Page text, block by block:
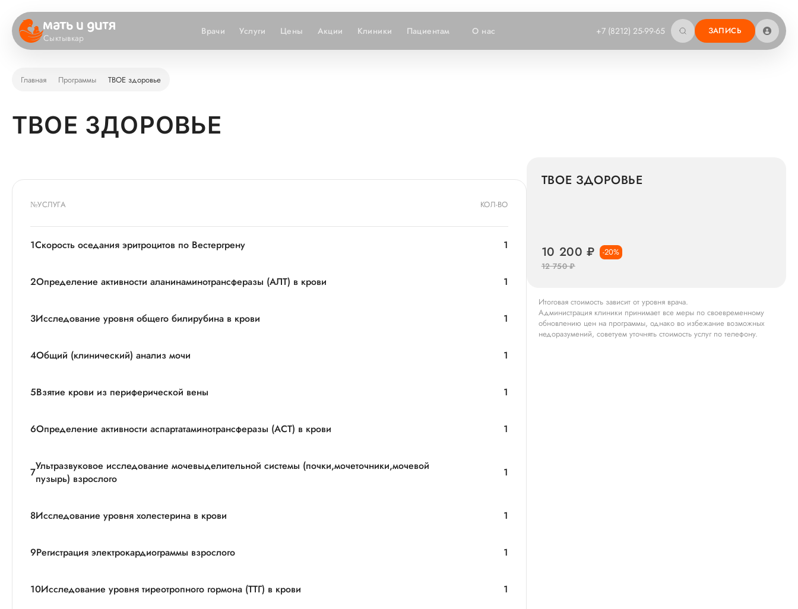
Сыктывкар
Врачи Услуги Цены Акции Клиники Пациентам О нас +7 (8212) 25-99-65 ЗАПИСЬ
Главная Программы ТВОЕ здоровье
ТВОЕ ЗДОРОВЬЕ
№УСЛУГА КОЛ-ВО
1Скорость оседания эритроцитов по Вестергрену 1
2Определение активности аланинаминотрансферазы (АЛТ) в крови 1
3Исследование уровня общего билирубина в крови 1
4Общий (клинический) анализ мочи 1
5Взятие крови из периферической вены 1
6Определение активности аспартатаминотрансферазы (АСТ) в крови 1
7Ультразвуковое исследование мочевыделительной системы (почки,мочеточники,мочевой
пузырь) взрослого
1
8Исследование уровня холестерина в крови 1
9Регистрация электрокардиограммы взрослого 1
10Исследование уровня тиреотропного гормона (ТТГ) в крови 1
ТВОЕ ЗДОРОВЬЕ
10 200 ₽
-20%
12 750 ₽
Итоговая стоимость зависит от уровня врача.
Администрация клиники принимает все меры по своевременному
обновлению цен на программы, однако во избежание возможных
недоразумений, советуем уточнять стоимость услуг по телефону.